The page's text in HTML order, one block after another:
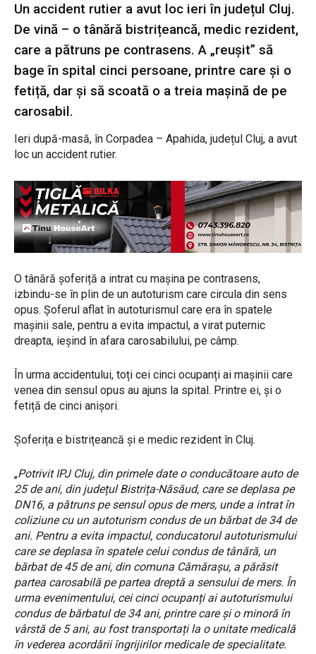
Un accident rutier a avut loc ieri în județul Cluj.
De vină – o tânără bistrițeancă, medic rezident,
care a pătruns pe contrasens. A „reușit” să
bage în spital cinci persoane, printre care și o
fetiță, dar și să scoată o a treia mașină de pe
carosabil.
Ieri după-masă, în Corpadea – Apahida, județul Cluj, a avut
loc un accident rutier.
O tânără șoferiță a intrat cu mașina pe contrasens,
izbindu-se în plin de un autoturism care circula din sens
opus. Șoferul aflat în autoturismul care era în spatele
mașinii sale, pentru a evita impactul, a virat puternic
dreapta, ieșind în afara carosabilului, pe câmp.
În urma accidentului, toți cei cinci ocupanți ai mașinii care
venea din sensul opus au ajuns la spital. Printre ei, și o
fetiță de cinci anișori.
Șoferița e bistrițeancă și e medic rezident în Cluj.
„Potrivit IPJ Cluj, din primele date o conducătoare auto de
25 de ani, din județul Bistrița-Năsăud, care se deplasa pe
DN16, a pătruns pe sensul opus de mers, unde a intrat în
coliziune cu un autoturism condus de un bărbat de 34 de
ani. Pentru a evita impactul, conducatorul autoturismului
care se deplasa în spatele celui condus de tânără, un
bărbat de 45 de ani, din comuna Cămărașu, a părăsit
partea carosabilă pe partea dreptă a sensului de mers. În
urma evenimentului, cei cinci ocupanți ai autoturismului
condus de bărbatul de 34 ani, printre care și o minoră în
vârstă de 5 ani, au fost transportați la o unitate medicală
în vederea acordării îngrijirilor medicale de specialitate.